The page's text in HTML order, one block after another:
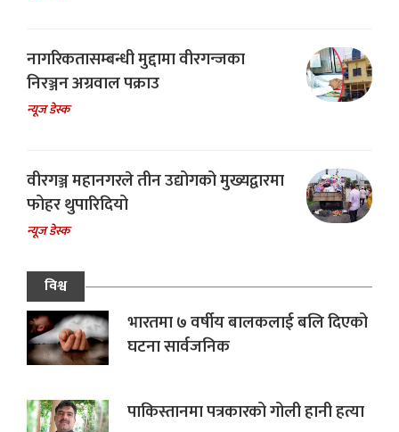
नागरिकतासम्बन्धी मुद्दामा वीरगन्जका
निरञ्जन अग्रवाल पक्राउ
न्यूज डेस्क
वीरगञ्ज महानगरले तीन उद्योगको मुख्यद्वारमा
फोहर थुपारिदियो
न्यूज डेस्क
विश्व
भारतमा ७ वर्षीय बालकलाई बलि दिएको
घटना सार्वजनिक
पाकिस्तानमा पत्रकारको गोली हानी हत्या